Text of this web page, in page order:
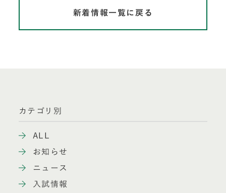
新着情報一覧に戻る
カテゴリ別
ALL
お知らせ
ニュース
入試情報